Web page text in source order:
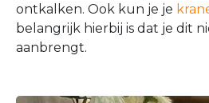
ontkalken. Ook kun je je
belangrijk hierbij is dat je dit
aanbrengt.